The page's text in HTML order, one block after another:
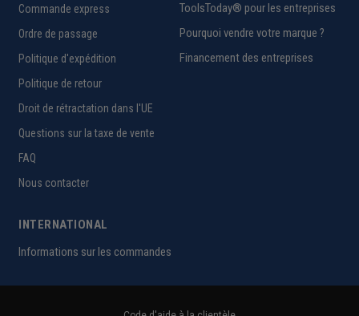
Commande express
Ordre de passage
Politique d'expédition
Politique de retour
Droit de rétractation dans l'UE
Questions sur la taxe de vente
FAQ
Nous contacter
ToolsToday® pour les entreprises
Pourquoi vendre votre marque ?
Financement des entreprises
INTERNATIONAL
Informations sur les commandes